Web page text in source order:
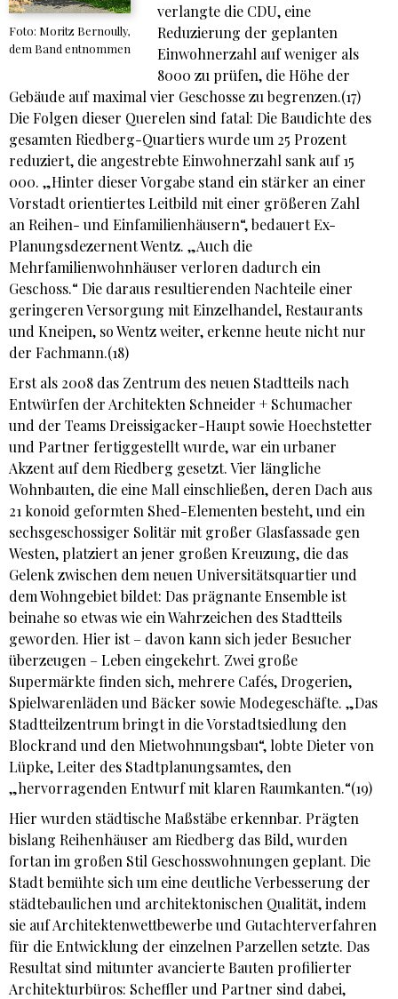
Foto: Moritz Bernoully,
dem Band entnommen
verlangte die CDU, eine
Reduzierung der geplanten
Einwohnerzahl auf weniger als
8000 zu prüfen, die Höhe der
Gebäude auf maximal vier Geschosse zu begrenzen.(17)
Die Folgen dieser Querelen sind fatal: Die Baudichte des
gesamten Riedberg-Quartiers wurde um 25 Prozent
reduziert, die angestrebte Einwohnerzahl sank auf 15
000. „Hinter dieser Vorgabe stand ein stärker an einer
Vorstadt orientiertes Leitbild mit einer größeren Zahl
an Reihen- und Einfamilienhäusern“, bedauert Ex-
Planungsdezernent Wentz. „Auch die
Mehrfamilienwohnhäuser verloren dadurch ein
Geschoss.“ Die daraus resultierenden Nachteile einer
geringeren Versorgung mit Einzelhandel, Restaurants
und Kneipen, so Wentz weiter, erkenne heute nicht nur
der Fachmann.(18)
Erst als 2008 das Zentrum des neuen Stadtteils nach
Entwürfen der Architekten Schneider + Schumacher
und der Teams Dreissigacker-Haupt sowie Hoechstetter
und Partner fertiggestellt wurde, war ein urbaner
Akzent auf dem Riedberg gesetzt. Vier längliche
Wohnbauten, die eine Mall einschließen, deren Dach aus
21 konoid geformten Shed-Elementen besteht, und ein
sechsgeschossiger Solitär mit großer Glasfassade gen
Westen, platziert an jener großen Kreuzung, die das
Gelenk zwischen dem neuen Universitätsquartier und
dem Wohngebiet bildet: Das prägnante Ensemble ist
beinahe so etwas wie ein Wahrzeichen des Stadtteils
geworden. Hier ist – davon kann sich jeder Besucher
überzeugen – Leben eingekehrt. Zwei große
Supermärkte finden sich, mehrere Cafés, Drogerien,
Spielwarenläden und Bäcker sowie Modegeschäfte. „Das
Stadtteilzentrum bringt in die Vorstadtsiedlung den
Blockrand und den Mietwohnungsbau“, lobte Dieter von
Lüpke, Leiter des Stadtplanungsamtes, den
„hervorragenden Entwurf mit klaren Raumkanten.“(19)
Hier wurden städtische Maßstäbe erkennbar. Prägten
bislang Reihenhäuser am Riedberg das Bild, wurden
fortan im großen Stil Geschosswohnungen geplant. Die
Stadt bemühte sich um eine deutliche Verbesserung der
städtebaulichen und architektonischen Qualität, indem
sie auf Architektenwettbewerbe und Gutachterverfahren
für die Entwicklung der einzelnen Parzellen setzte. Das
Resultat sind mitunter avancierte Bauten profilierter
Architekturbüros: Scheffler und Partner sind dabei,